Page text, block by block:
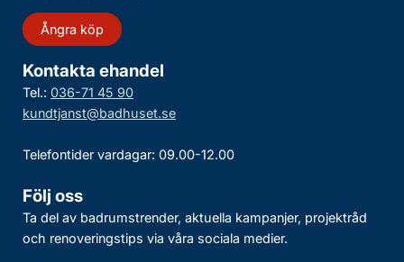
Ångra köp
Kontakta ehandel
Tel.: 036-71 45 90
kundtjanst@badhuset.se
Telefontider vardagar: 09.00-12.00
Följ oss
Ta del av badrumstrender, aktuella kampanjer, projektråd
och renoveringstips via våra sociala medier.